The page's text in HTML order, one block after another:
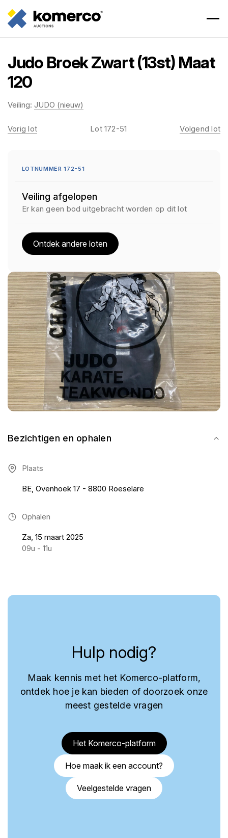
Judo Broek Zwart (13st) Maat
120
Veiling: JUDO (nieuw)
Bezichtigen en ophalen
Plaats
BE, Ovenhoek 17 - 8800 Roeselare
Ophalen
Za, 15 maart 2025
09u - 11u
Vorig lot Lot 172-51 Volgend lot
LOTNUMMER 172-51
Veiling afgelopen
Er kan geen bod uitgebracht worden op dit lot
Ontdek andere loten
Hulp nodig?
Maak kennis met het Komerco-platform,
ontdek hoe je kan bieden of doorzoek onze
meest gestelde vragen
Het Komerco-platform
Hoe maak ik een account?
Veelgestelde vragen